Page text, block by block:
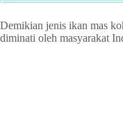
Demikian jenis ikan mas
diminati oleh masyarakat